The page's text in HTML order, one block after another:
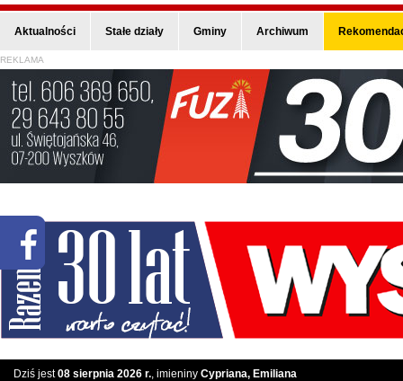
Aktualności Stałe działy Gminy Archiwum
REKLAMA
Dziś jest08 sierpnia 2026 r., imieniny Cypriana, Emiliana